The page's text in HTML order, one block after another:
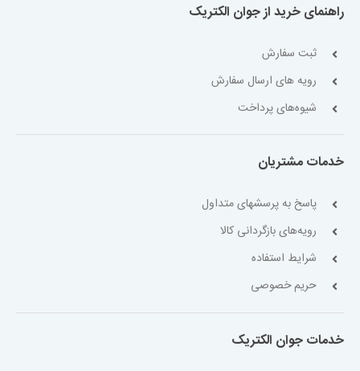
راهنمای خرید از جوان الکتریک
ثبت سفارش
رویه های ارسال سفارش
شیوه‌های پرداخت
خدمات مشتریان
پاسخ به پرسشهای متداول
رویه‌های بازگردانی کالا
شرایط استفاده
حریم خصوصی
خدمات جوان الکتریک